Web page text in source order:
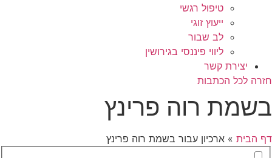
טיפול רגשי
ייעוץ זוגי
לב שבור
ליווי פיננסי בגירושין
יצירת קשר
חזרה לכל הכתבות
בשמת רוה פרינץ
דף הבית » ארכיון עבור בשמת רוה פרינץ